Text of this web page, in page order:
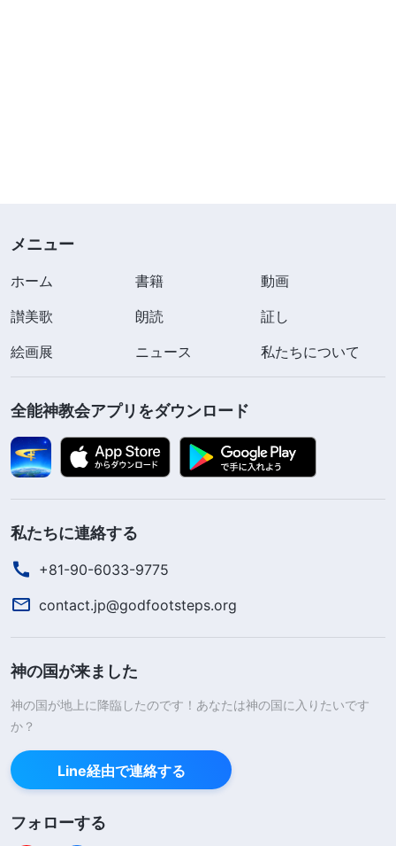
メニュー
ホーム 書籍
動画
讃美歌
朗読
証し
絵画展
ニュース 私たちについて
全能神教会アプリをダウンロード
私たちに連絡する
+81-90-6033-9775
contact.jp@godfootsteps.org
神の国が来ました
神の国が地上に降臨したのです！あなたは神の国に入りたいです
か？
Line経由で連絡する
フォローする